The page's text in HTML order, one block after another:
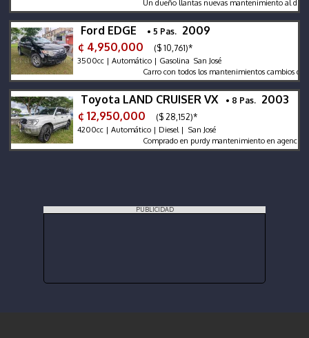
Un dueño llantas nuevas mantenimiento al dia en
Ford EDGE • 5 Pas. 2009
¢ 4,950,000
($ 10,761)*
3500cc | Automático | Gasolina San José
Carro con todos los mantenimientos cambios de
Toyota LAND CRUISER VX • 8 Pas. 2003
¢ 12,950,000
($ 28,152)*
4200cc | Automático | Diesel | San José
Comprado en purdy mantenimiento en agencia
PUBLICIDAD